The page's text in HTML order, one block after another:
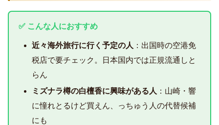
✅ こんな人におすすめ
近々海外旅行に行く予定の人 ：出国時の空港免
税店で要チェック。日本国内では正規流通しと
らん
ミズナラ樽の白檀香に興味がある人 ：山崎・響
に憧れとるけど買えん、っちゅう人の代替候補
にも